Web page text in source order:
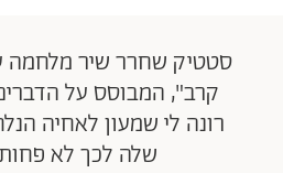
סטטיק שחרר שיר מלחמה
קרב", המבוסס על
רונה לי שמעון לאחיה
שלה לכך לא